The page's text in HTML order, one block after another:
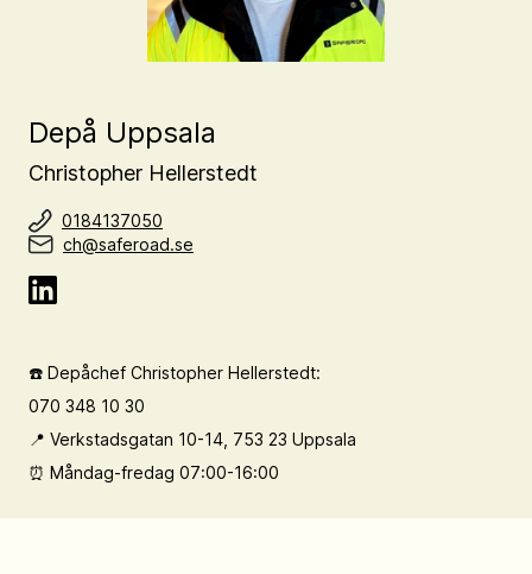
Depå Uppsala
Christopher Hellerstedt
0184137050
ch@saferoad.se
☎️ Depåchef Christopher Hellerstedt:
070 348 10 30
📍 Verkstadsgatan 10-14, 753 23 Uppsala